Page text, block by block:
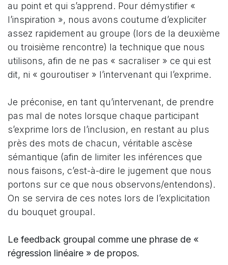
au point et qui s’apprend. Pour démystifier «
l’inspiration », nous avons coutume d’expliciter
assez rapidement au groupe (lors de la deuxième
ou troisième rencontre) la technique que nous
utilisons, afin de ne pas « sacraliser » ce qui est
dit, ni « gouroutiser » l’intervenant qui l’exprime.
Je préconise, en tant qu’intervenant, de prendre
pas mal de notes lorsque chaque participant
s’exprime lors de l’inclusion, en restant au plus
près des mots de chacun, véritable ascèse
sémantique (afin de limiter les inférences que
nous faisons, c’est-à-dire le jugement que nous
portons sur ce que nous observons/entendons).
On se servira de ces notes lors de l’explicitation
du bouquet groupal.
Le feedback groupal comme une phrase de «
régression linéaire » de propos.